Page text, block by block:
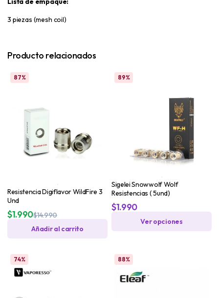
3 piezas (mesh coil)
Producto relacionados
87%
Resistencia Digiflavor WildFire 3
Und
$14.990
$1.990
Añadir al carrito
89%
Sigelei Snowwolf Wolf
Resistencias ( 5und)
$1.990
Ver opciones
74% 88%